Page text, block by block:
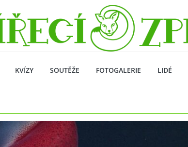
KVÍZY SOUTĚŽE FOTOGALERIE LIDÉ